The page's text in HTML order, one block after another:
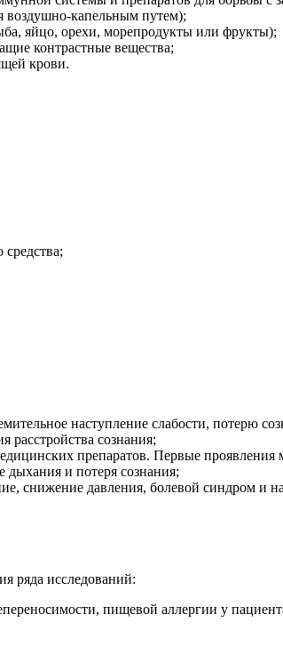
воздушно-капельным путем);
яйцо, орехи, морепродукты или фрукты);
контрастные вещества;
крови.
наступление слабости, потерю
расстройства сознания;
препаратов. Первые
дыхания и потеря сознания;
снижение давления, болевой синдром и
ряда исследований:
пищевой аллергии у